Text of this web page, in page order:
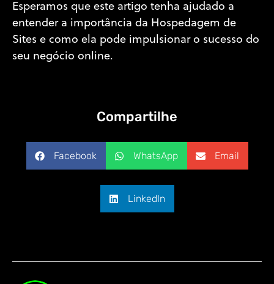
Esperamos que este artigo tenha ajudado a
entender a importância da Hospedagem de
Sites e como ela pode impulsionar o sucesso do
seu negócio online.
Compartilhe
Facebook WhatsApp Email
LinkedIn